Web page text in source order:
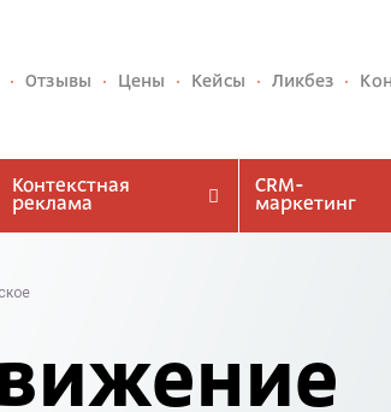
Отзывы Цены Кейсы Ликбез
Контекстная
реклама
CRM-
маркетинг